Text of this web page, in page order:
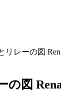
リレーの図
の図